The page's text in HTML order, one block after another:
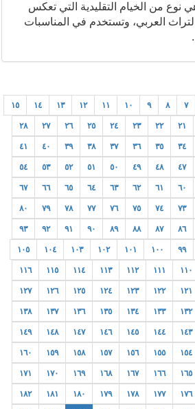
نوع من الخيام التقليدية التي تعكس
العربي، وتستخدم في المناسبات
٧ ٨ ٩ ١٠ ١١ ١٢ ١٣ ١٤ ١٥
٢١ ٢٢ ٢٣ ٢٤ ٢٥ ٢٦ ٢٧ ٢٨
٣٤ ٣٥ ٣٦ ٣٧ ٣٨ ٣٩ ٤٠ ٤١
٤٧ ٤٨ ٤٩ ٥٠ ٥١ ٥٢ ٥٣ ٥٤
٦٠ ٦١ ٦٢ ٦٣ ٦٤ ٦٥ ٦٦ ٦٧
٧٣ ٧٤ ٧٥ ٧٦ ٧٧ ٧٨ ٧٩ ٨٠
٨٦ ٨٧ ٨٨ ٨٩ ٩٠ ٩١ ٩٢ ٩٣
٩٩ ١٠٠ ١٠١ ١٠٢ ١٠٣ ١٠٤ ١٠٥
١١٠ ١١١ ١١٢ ١١٣ ١١٤ ١١٥ ١١٦
١٢١ ١٢٢ ١٢٣ ١٢٤ ١٢٥ ١٢٦ ١٢٧
١٣٢ ١٣٣ ١٣٤ ١٣٥ ١٣٦ ١٣٧ ١٣٨
١٤٣ ١٤٤ ١٤٥ ١٤٦ ١٤٧ ١٤٨ ١٤٩
١٥٤ ١٥٥ ١٥٦ ١٥٧ ١٥٨ ١٥٩ ١٦٠
١٦٥ ١٦٦ ١٦٧ ١٦٨ ١٦٩ ١٧٠ ١٧١
١٧٦ ١٧٧ ١٧٨ ١٧٩ ١٨٠ ١٨١ ١٨٢